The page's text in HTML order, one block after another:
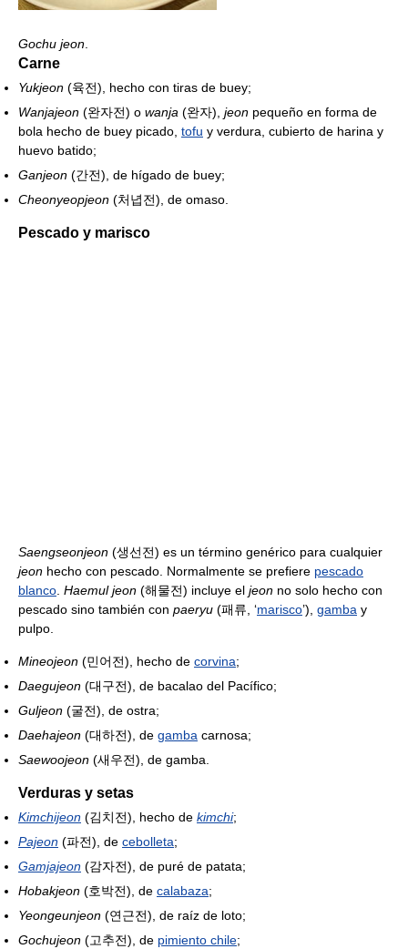
Gochu jeon.
Carne
Yukjeon (육전), hecho con tiras de buey;
Wanjajeon (완자전) o wanja (완자), jeon pequeño en forma de
bola hecho de buey picado, tofu y verdura, cubierto de harina y
huevo batido;
Ganjeon (간전), de hígado de buey;
Cheonyeopjeon (처녑전), de omaso.
Pescado y marisco
Saengseonjeon (생선전) es un término genérico para cualquier
jeon hecho con pescado. Normalmente se prefiere pescado
blanco. Haemul jeon (해물전) incluye el jeon no solo hecho con
pescado sino también con paeryu (패류, ‘marisco’), gamba y
pulpo.
Mineojeon (민어전), hecho de corvina;
Daegujeon (대구전), de bacalao del Pacífico;
Guljeon (굴전), de ostra;
Daehajeon (대하전), de gamba carnosa;
Saewoojeon (새우전), de gamba.
Verduras y setas
Kimchijeon (김치전), hecho de kimchi;
Pajeon (파전), de cebolleta;
Gamjajeon (감자전), de puré de patata;
Hobakjeon (호박전), de calabaza;
Yeongeunjeon (연근전), de raíz de loto;
Gochujeon (고추전), de pimiento chile;